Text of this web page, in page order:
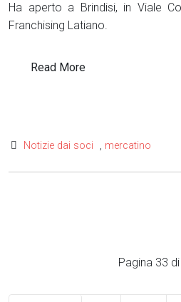
Ha aperto a Brindisi, in Viale
Franchising Latiano.
Read More
Notizie dai soci , mercatino
Pagina 33